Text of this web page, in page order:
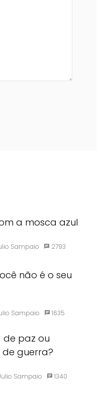
a mosca azul
Sampaio 2793
não é o seu
Sampaio 1635
de paz ou
guerra?
Sampaio 1340